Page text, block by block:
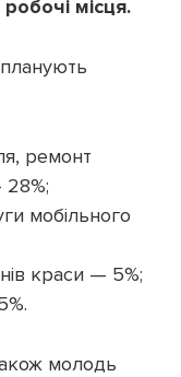
місця.
ремонт
28%;
мобільного
краси — 5%;
молодь